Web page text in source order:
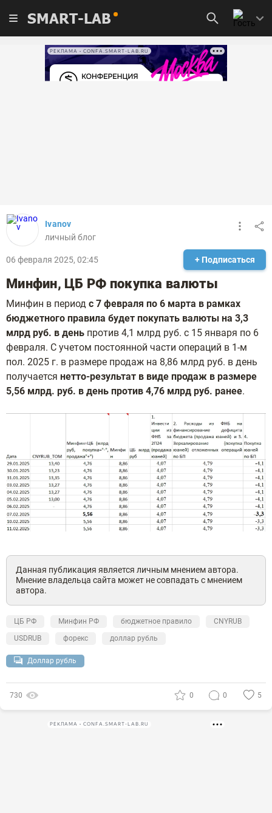
SMART-LAB
РЕКЛАМА • CONFA.SMART-LAB.RU
Ivanov
личный блог
06 февраля 2025, 02:45 + Подписаться
Минфин, ЦБ РФ покупка валюты
Минфин в период с 7 февраля по 6 марта в рамках
бюджетного правила будет покупать валюты на 3,3
млрд руб. в день против 4,1 млрд руб. с 15 января по 6
февраля. С учетом постоянной части операций в 1-м
пол. 2025 г. в размере продаж на 8,86 млрд руб. в день
получается нетто-результат в виде продаж в размере
5,56 млрд. руб. в день против 4,76 млрд руб. ранее.
Данная публикация является личным мнением автора.
Мнение владельца сайта может не совпадать с мнением
автора.
ЦБ РФ Минфин РФ бюджетное правило
CNYRUB
USDRUB
форекс доллар рубль
Доллар рубль
730 0 0 5
РЕКЛАМА • CONFA.SMART-LAB.RU